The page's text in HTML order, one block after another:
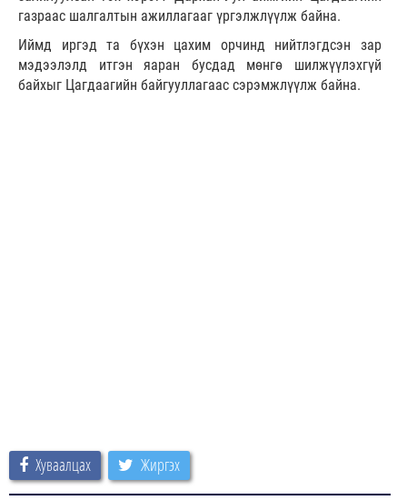
газраас шалгалтын ажиллагааг үргэлжлүүлж байна.
Иймд иргэд та бүхэн цахим орчинд нийтлэгдсэн зар
мэдээлэлд итгэн яаран бусдад мөнгө шилжүүлэхгүй
байхыг Цагдаагийн байгууллагаас сэрэмжлүүлж байна.
Хуваалцах Жиргэх